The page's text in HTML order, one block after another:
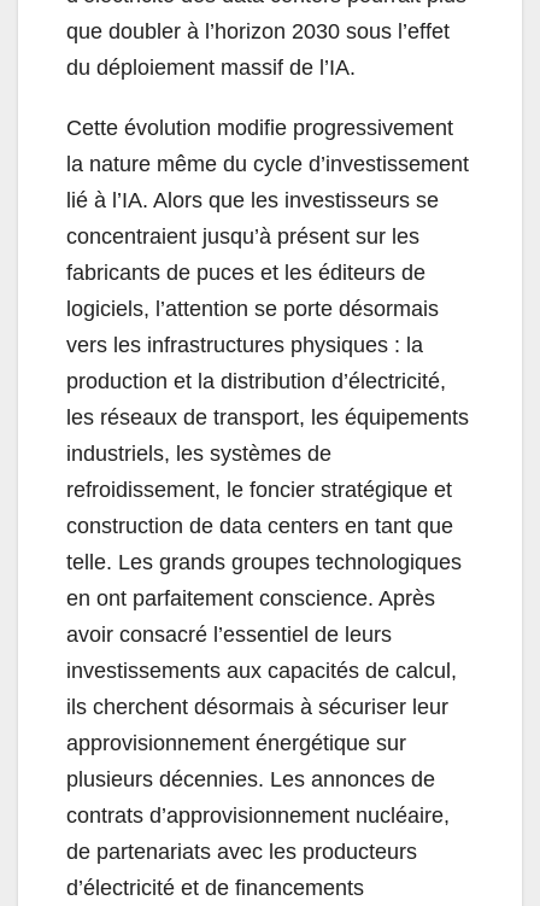
que doubler à l’horizon 2030 sous l’effet
du déploiement massif de l’IA.
Cette évolution modifie progressivement
la nature même du cycle d’investissement
lié à l’IA. Alors que les investisseurs se
concentraient jusqu’à présent sur les
fabricants de puces et les éditeurs de
logiciels, l’attention se porte désormais
vers les infrastructures physiques : la
production et la distribution d’électricité,
les réseaux de transport, les équipements
industriels, les systèmes de
refroidissement, le foncier stratégique et
construction de data centers en tant que
telle. Les grands groupes technologiques
en ont parfaitement conscience. Après
avoir consacré l’essentiel de leurs
investissements aux capacités de calcul,
ils cherchent désormais à sécuriser leur
approvisionnement énergétique sur
plusieurs décennies. Les annonces de
contrats d’approvisionnement nucléaire,
de partenariats avec les producteurs
d’électricité et de financements